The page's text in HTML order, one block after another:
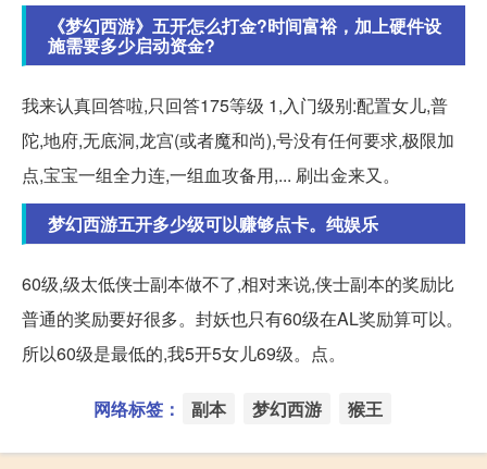
《梦幻西游》五开怎么打金?时间富裕，加上硬件设
施需要多少启动资金?
我来认真回答啦,只回答175等级 1,入门级别:配置女儿,普
陀,地府,无底洞,龙宫(或者魔和尚),号没有任何要求,极限加
点,宝宝一组全力连,一组血攻备用,... 刷出金来又。
梦幻西游五开多少级可以赚够点卡。纯娱乐
60级,级太低侠士副本做不了,相对来说,侠士副本的奖励比
普通的奖励要好很多。封妖也只有60级在AL奖励算可以。
所以60级是最低的,我5开5女儿69级。点。
网络标签： 副本 梦幻西游 猴王